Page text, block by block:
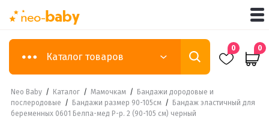
Каталог товаров
0 0
Neo Baby / Каталог / Мамочкам /
Бандажи дородовые и
послеродовые / Бандажи размер 90-105см /
Бандаж эластичный для
беременных 0601 Белпа-мед Р-р. 2 (90-105 см) черный